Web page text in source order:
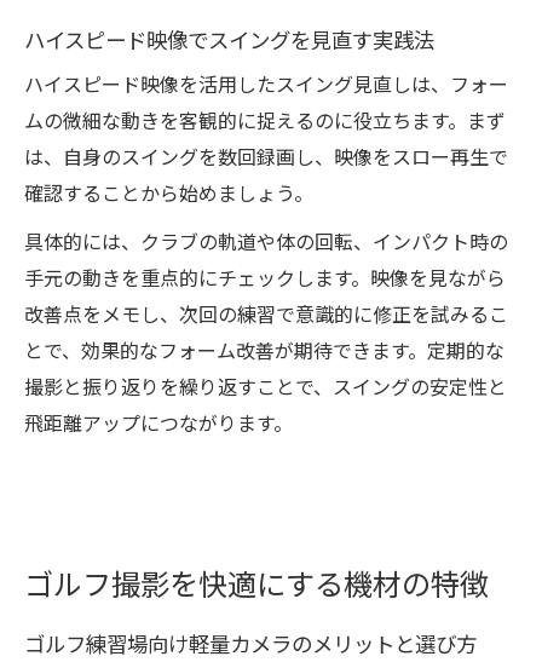
ハイスピード映像でスイングを見直す実践法
ハイスピード映像を活用したスイング見直しは、フォー
ムの微細な動きを客観的に捉えるのに役立ちます。まず
は、自身のスイングを数回録画し、映像をスロー再生で
確認することから始めましょう。
具体的には、クラブの軌道や体の回転、インパクト時の
手元の動きを重点的にチェックします。映像を見ながら
改善点をメモし、次回の練習で意識的に修正を試みるこ
とで、効果的なフォーム改善が期待できます。定期的な
撮影と振り返りを繰り返すことで、スイングの安定性と
飛距離アップにつながります。
ゴルフ撮影を快適にする機材の特徴
ゴルフ練習場向け軽量カメラのメリットと選び方